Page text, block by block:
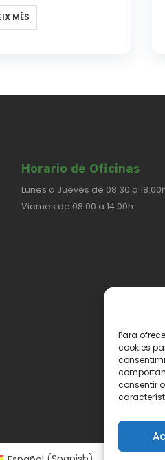
Para
cookies
consentir
MÉS
Horario de Oficinas
Lunes a Jueves de 08.30 a
Viernes de 08.00 a 14.00h.